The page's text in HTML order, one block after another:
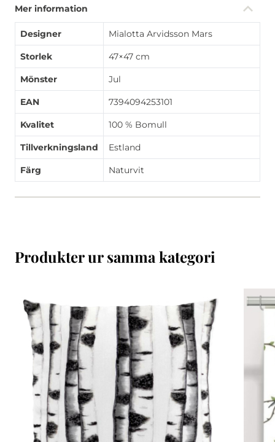
Mer information
Designer Mialotta Arvidsson Mars
Storlek 47×47 cm
Mönster Jul
EAN 7394094253101
Kvalitet 100 % Bomull
Tillverkningsland Estland
Färg Naturvit
Produkter ur samma kategori